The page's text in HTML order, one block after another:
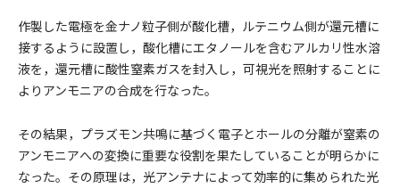
作製した電極を金ナノ粒子側が酸化槽，ルテニウム側が還元槽に
接するように設置し，酸化槽にエタノールを含むアルカリ性水溶
液を，還元槽に酸性窒素ガスを封入し，可視光を照射することに
よりアンモニアの合成を行なった。
その結果，プラズモン共鳴に基づく電子とホールの分離が窒素の
アンモニアへの変換に重要な役割を果たしていることが明らかに
なった。その原理は，光アンテナによって効率的に集められた光